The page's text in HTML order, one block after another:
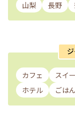
山梨
長野
カフェ スイ
ホテル
ごはん